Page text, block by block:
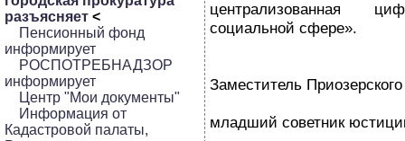
разъясняет <
Пенсионный фонд
информирует
РОСПОТРЕБНАДЗОР
информирует
Центр "Мои документы"
Информация от
Кадастровой палаты,
централизованная
социальной сфере».
Заместитель Приозерского
младший советник